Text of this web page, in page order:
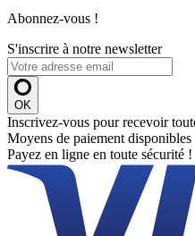
Abonnez-vous !
S'inscrire à notre newsletter
OK
Inscrivez-vous pour recevoir
Moyens de paiement disponibles
Payez en ligne en toute sécurité !